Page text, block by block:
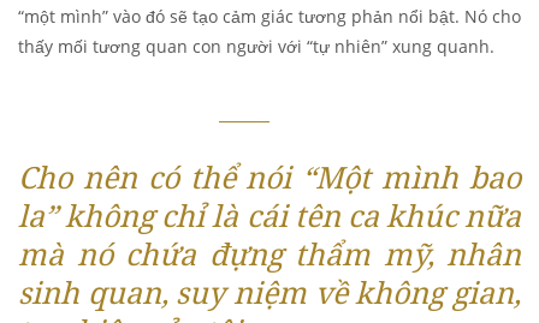
“một mình” vào đó sẽ tạo cảm giác tương phản nổi bật. Nó cho
thấy mối tương quan con người với “tự nhiên” xung quanh.
Cho nên có thể nói “Một mình bao
la” không chỉ là cái tên ca khúc nữa
mà nó chứa đựng thẩm mỹ, nhân
sinh quan, suy niệm về không gian,